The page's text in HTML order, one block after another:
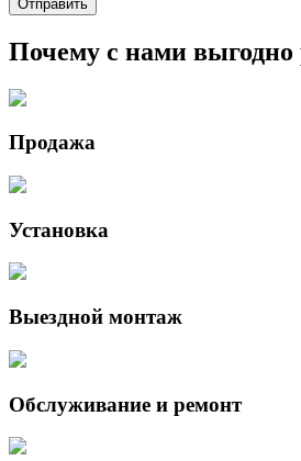
Почему с нами выгодно
Продажа
Установка
Выездной монтаж
Обслуживание и ремонт